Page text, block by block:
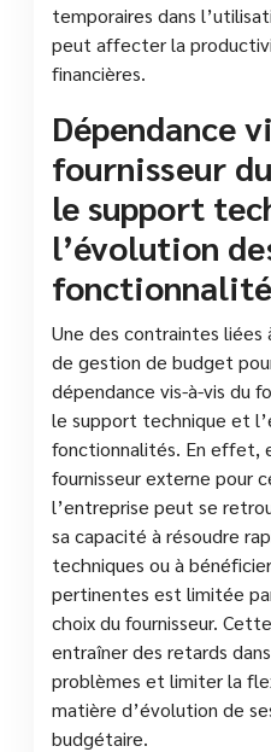
temporaires dans
peut affecter la
financières.
Dépendance
fournisseur
le support
l’évolution
Une des contraintes liées
de gestion de budget
dépendance vis-à-vis du
le support technique et
fonctionnalités. En effet,
fournisseur externe pour
l’entreprise peut se
sa capacité à résoudre
techniques ou à
pertinentes est limitée
choix du fournisseur.
entraîner des retards
problèmes et limiter la
matière d’évolution de
budgétaire.